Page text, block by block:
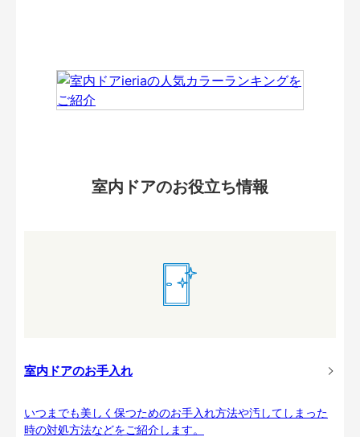
室内ドアのお役立ち情報
室内ドアのお手入れ
いつまでも美しく保つためのお手入れ方法や汚してしまった
時の対処方法などをご紹介します。